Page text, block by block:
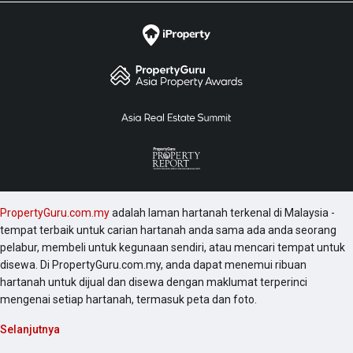
PropertyGuru.com.myadalah laman hartanah terkenal di Malaysia -
tempat terbaik untuk carian hartanah anda sama ada anda seorang
pelabur, membeli untuk kegunaan sendiri, atau mencari tempat untuk
disewa. Di PropertyGuru.com.my, anda dapat menemui ribuan
hartanah untuk dijual dan disewa dengan maklumat terperinci
mengenai setiap hartanah, termasuk peta dan foto.
Selanjutnya